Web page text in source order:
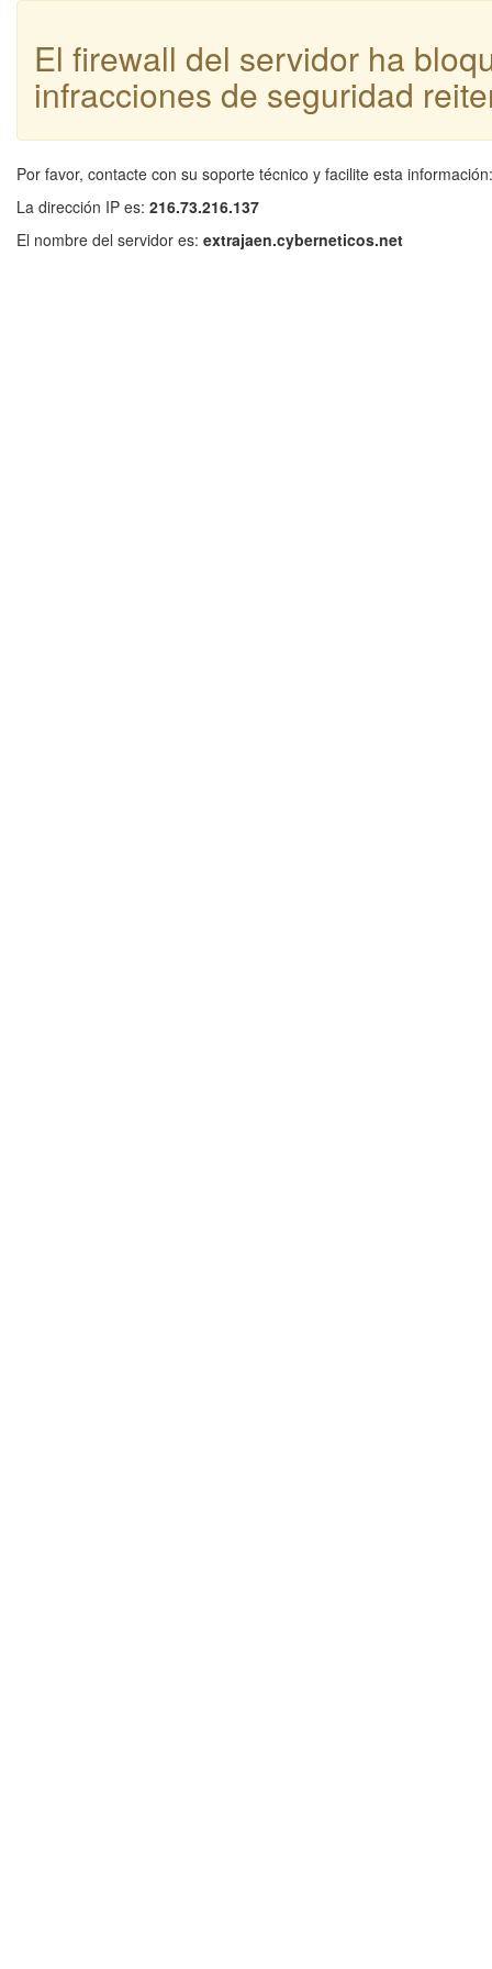
El firewall del servidor ha
infracciones de seguridad
Por favor, contacte con su soporte técnico y facilite esta información:
La dirección IP es: 216.73.216.137
El nombre del servidor es: extrajaen.cyberneticos.net